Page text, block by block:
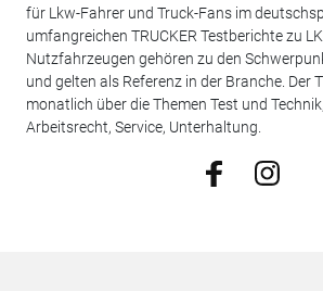
für Lkw-Fahrer und Truck-Fans im
umfangreichen TRUCKER Testberichte zu
Nutzfahrzeugen gehören zu den
und gelten als Referenz in der Branche. Der
monatlich über die Themen Test und
Arbeitsrecht, Service, Unterhaltung.